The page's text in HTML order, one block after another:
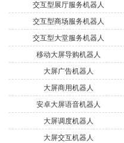
交互型展厅服务机器人
交互型商场服务机器人
交互型大堂服务机器人
移动大屏导购机器人
大屏广告机器人
大屏商用机器人
安卓大屏语音机器人
大屏调度机器人
大屏交互机器人